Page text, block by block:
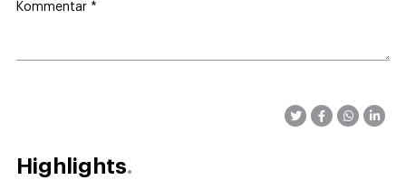
Kommentar *
Highlights